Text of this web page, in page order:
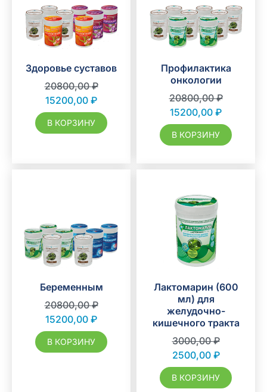
Здоровье суставов
20800,00₽
15200,00 ₽
В КОРЗИНУ
Профилактика
онкологии
20800,00₽
15200,00 ₽
В КОРЗИНУ
Беременным
20800,00₽
15200,00 ₽
В КОРЗИНУ
Лактомарин (600
мл) для
желудочно-
кишечного тракта
3000,00₽
2500,00 ₽
В КОРЗИНУ